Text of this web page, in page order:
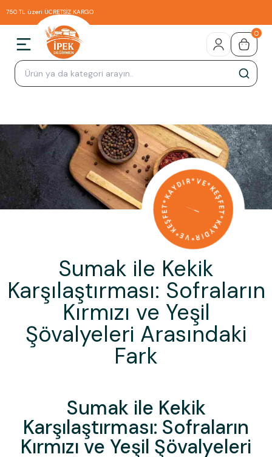
750 TL üzeri ÜCRETSİZ KARGO
0
Sumak ile Kekik
Karşılaştırması: Sofraların
Kırmızı ve Yeşil
Şövalyeleri Arasındaki
Fark
Sumak ile Kekik
Karşılaştırması: Sofraların
Kırmızı ve Yeşil Şövalyeleri